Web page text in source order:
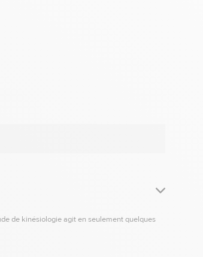
de kinésiologie agit en seulement quelques